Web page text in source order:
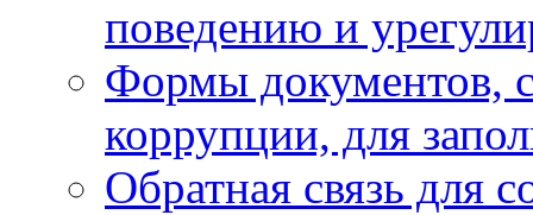
поведению и
Формы документов,
коррупции, для
Обратная связь для